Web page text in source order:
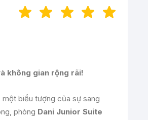
không gian rộng rãi!
một biểu tượng của sự sang
phòng Dani Junior Suite